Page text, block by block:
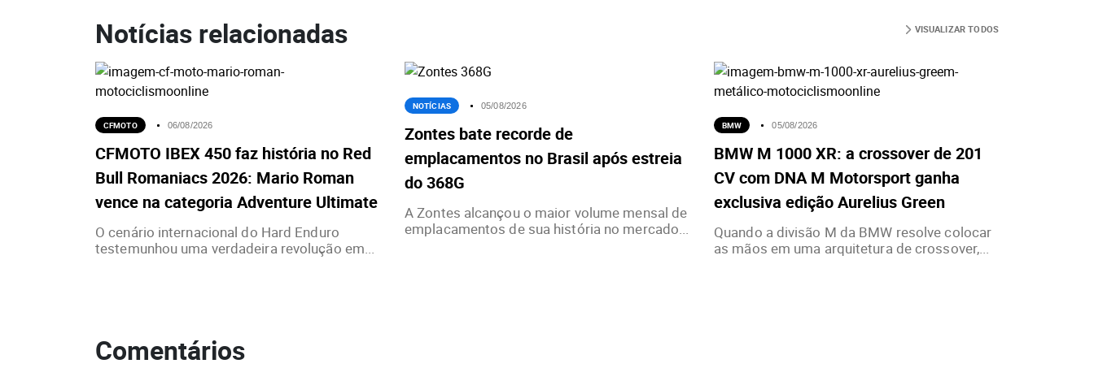
Notícias relacionadas VISUALIZAR TODOS
CFMOTO 06/08/2026
CFMOTO IBEX 450 faz história no Red
Bull Romaniacs 2026: Mario Roman
vence na categoria Adventure Ultimate
O cenário internacional do Hard Enduro
testemunhou uma verdadeira revolução em...
NOTÍCIAS 05/08/2026
Zontes bate recorde de
emplacamentos no Brasil após estreia
do 368G
A Zontes alcançou o maior volume mensal de
emplacamentos de sua história no mercado...
BMW 05/08/2026
BMW M 1000 XR: a crossover de 201
CV com DNA M Motorsport ganha
exclusiva edição Aurelius Green
Quando a divisão M da BMW resolve colocar
as mãos em uma arquitetura de crossover,...
Comentários